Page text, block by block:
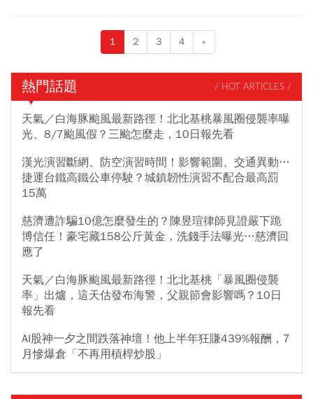
1 2 3 4 »
熱門話題 / HOT ARTICLES /
天氣／白海豚颱風最新路徑！北北基桃暴風圈侵襲率曝
光、8/7颱風假？三颱怎麼走，10日報先看
漢光演習斷網、防空演習時間！影響範圍、交通異動…
捷運台鐵高鐵公車停駛？城鎮韌性演習不配合最高罰
15萬
慈濟遭詐騙10億怎麼發生的？陳昱瑄律師見證嚴下跪
博信任！豪宅藏158公斤黃金，洗錢手法曝光…慈濟回
應了
天氣／白海豚颱風最新路徑！北北基桃「暴風圈侵襲
率」出爐，這天估發布海警，父親節會影響嗎？10日
報先看
AI股神一夕之間跌落神壇！他上半年狂賺439%報酬，7
月慘爆倉「不再用槓桿炒股」